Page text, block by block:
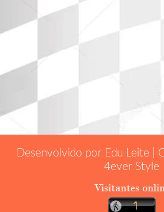
Desenvolvido por Edu Leite |
4ever Style
Visitantes